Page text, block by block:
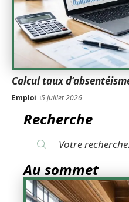
Calcul taux
Emploi 5 juillet 2026
Recherche
Au sommet